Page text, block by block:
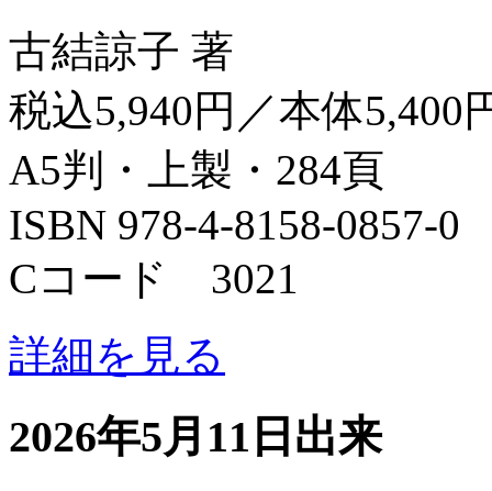
古結諒子 著
税込5,940円／本体5,400
A5判・上製・284頁
ISBN 978-4-8158-0857-0
Cコード 3021
詳細を見る
2026年5月11日出来